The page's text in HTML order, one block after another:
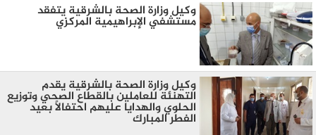
وكيل وزارة الصحة بالشرقية يتفقد
مستشفي الإبراهيمية المركزي
وكيل وزارة الصحة بالشرقية يقدم
التهنئة للعاملين بالقطاع الصحي وتوزيع
الحلوي والهدايا عليهم احتفالاً بعيد
الفطر المبارك